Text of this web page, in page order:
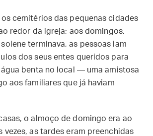
cemitérios das pequenas cidades
redor da igreja; aos domingos,
terminava, as pessoas iam
dos seus entes queridos para
benta no local — uma amistosa
aos familiares que já haviam
o almoço de domingo era ao
vezes, as tardes eram preenchidas